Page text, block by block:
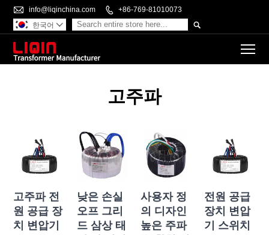
 info@liqinchina.com  +86-769-81010073

한국어 
고주파
고주파 전
원 공급 장
치 변압기
낮은 손실
오프 그리
드 삼상 태
사용자 정
의 디자인
높은 주파
전원 공급
장치 변압
기 스위치